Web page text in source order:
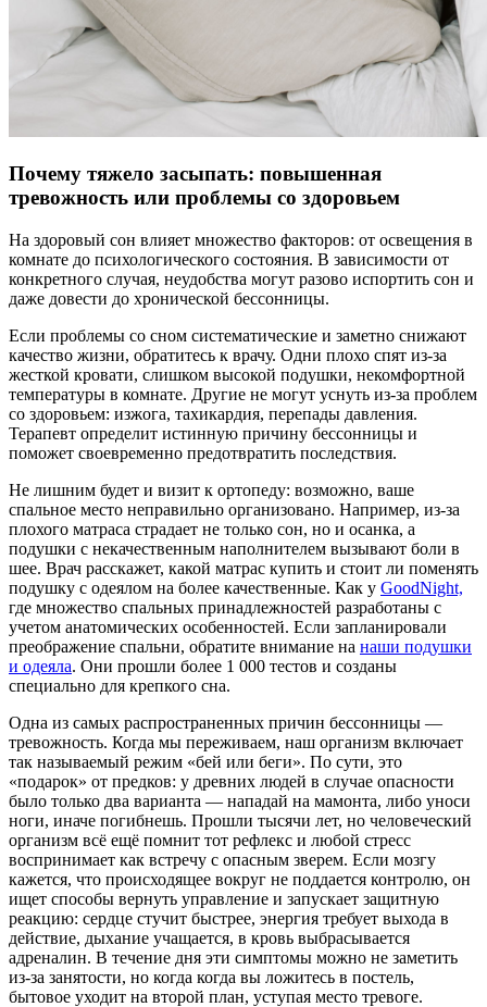
Почему тяжело засыпать: повышенная
тревожность или проблемы со здоровьем
На здоровый сон влияет множество факторов: от освещения в
комнате до психологического состояния. В зависимости от
конкретного случая, неудобства могут разово испортить сон и
даже довести до хронической бессонницы.
Если проблемы со сном систематические и заметно снижают
качество жизни, обратитесь к врачу. Одни плохо спят из-за
жесткой кровати, слишком высокой подушки, некомфортной
температуры в комнате. Другие не могут уснуть из-за проблем
со здоровьем: изжога, тахикардия, перепады давления.
Терапевт определит истинную причину бессонницы и
поможет своевременно предотвратить последствия.
Не лишним будет и визит к ортопеду: возможно, ваше
спальное место неправильно организовано. Например, из-за
плохого матраса страдает не только сон, но и осанка, а
подушки с некачественным наполнителем вызывают боли в
шее. Врач расскажет, какой матрас купить и стоит ли поменять
подушку с одеялом на более качественные. Как у GoodNight,
где множество спальных принадлежностей разработаны с
учетом анатомических особенностей. Если запланировали
преображение спальни, обратите внимание на наши подушки
и одеяла. Они прошли более 1 000 тестов и созданы
специально для крепкого сна.
Одна из самых распространенных причин бессонницы —
тревожность. Когда мы переживаем, наш организм включает
так называемый режим «бей или беги». По сути, это
«подарок» от предков: у древних людей в случае опасности
было только два варианта — нападай на мамонта, либо уноси
ноги, иначе погибнешь. Прошли тысячи лет, но человеческий
организм всё ещё помнит тот рефлекс и любой стресс
воспринимает как встречу с опасным зверем. Если мозгу
кажется, что происходящее вокруг не поддается контролю, он
ищет способы вернуть управление и запускает защитную
реакцию: сердце стучит быстрее, энергия требует выхода в
действие, дыхание учащается, в кровь выбрасывается
адреналин. В течение дня эти симптомы можно не заметить
из-за занятости, но когда когда вы ложитесь в постель,
бытовое уходит на второй план, уступая место тревоге.